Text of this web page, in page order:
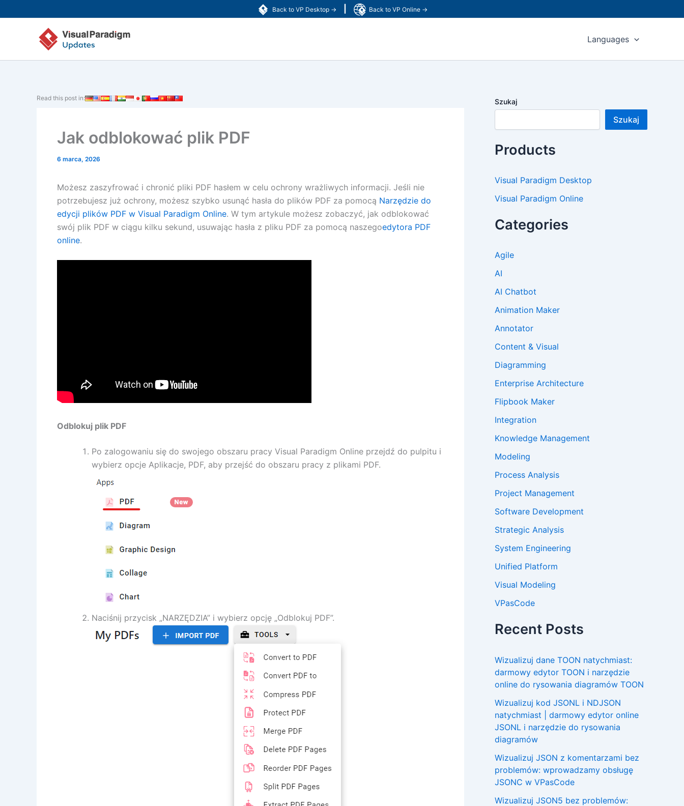
Back to VP Desktop → Back to VP Online →
do
Languages
Read this post in:
Jak odblokować plik PDF
6 marca, 2026
Możesz zaszyfrować i chronić pliki PDF hasłem w celu ochrony wrażliwych informacji. Jeśli nie
potrzebujesz już ochrony, możesz szybko usunąć hasła do plików PDF za pomocą Narzędzie do
edycji plików PDF w Visual Paradigm Online. W tym artykule możesz zobaczyć, jak odblokować
swój plik PDF w ciągu kilku sekund, usuwając hasła z pliku PDF za pomocą naszegoedytora PDF
online.
Odblokuj plik PDF
Po zalogowaniu się do swojego obszaru pracy Visual Paradigm Online przejdź do pulpitu i
wybierz opcje Aplikacje, PDF, aby przejść do obszaru pracy z plikami PDF.
Naciśnij przycisk „NARZĘDZIA” i wybierz opcję „Odblokuj PDF”.
Szukaj
Szukaj
Products
Visual Paradigm Desktop
Visual Paradigm Online
Categories
Agile
AI
AI Chatbot
Animation Maker
Annotator
Content & Visual
Diagramming
Enterprise Architecture
Flipbook Maker
Integration
Knowledge Management
Modeling
Process Analysis
Project Management
Software Development
Strategic Analysis
System Engineering
Unified Platform
Visual Modeling
VPasCode
Recent Posts
Wizualizuj dane TOON natychmiast:
darmowy edytor TOON i narzędzie
online do rysowania diagramów TOON
Wizualizuj kod JSONL i NDJSON
natychmiast | darmowy edytor online
JSONL i narzędzie do rysowania
diagramów
Wizualizuj JSON z komentarzami bez
problemów: wprowadzamy obsługę
JSONC w VPasCode
Wizualizuj JSON5 bez problemów: